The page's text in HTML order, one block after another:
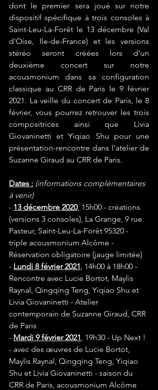
dont le premier sera joué sur notre
dispositif spécifique à trois consoles à
Saint-Leu-La-Forêt le 13 décembre (Val
d'Oise, Ile-de-France) et les versions
stéréo seront créées lors d'un
deuxième concert sur notre
acousmonium dans sa configuration
classique au CRR de Paris le 9 février
2021. La veille du concert de Paris, le 8
février, vous pourrez retrouver les trois
compositrices ainsi que Livia
Giovaninetti et Yiqiao Shu pour une
présentation-rencontre dans l'atelier de
Suzanne Giraud au CRR de Paris.
Dates : (informations complémentaires
à venir)
- 13 décembre 2020, 15h00 - créations
(versions 3 consoles), La Grange, 9 rue
Pasteur, Saint-Leu-La-Forêt 95320 -
triple acousmonium Alcôme -
Réservation obligatoire (jauge limitée)
- Lundi 8 février 2021 , 14h00 à 18h00 -
Rencontre avec Lucie Bortot, Maylis
Raynal, Qingqing Teng, Yiqiao Shu et
Livia Giovaninetti - Atelier
contemporain de Suzanne Giraud, CRR
de Paris
- Mardi 9 février 2021 , 19h30 - Up Next !
- avec des œuvres de Lucie Bortot,
Maylis Raynal, Qingqing Teng, Yiqiao
Shu et Livia Giovaninetti - saison du
CRR de Paris, acousmonium Alcôme